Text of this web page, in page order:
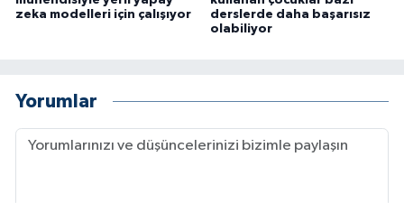
zeka modelleri için çalışıyor
derslerde daha başarısız
olabiliyor
Yorumlar